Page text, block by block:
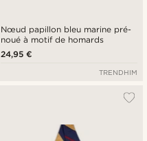
Nœud papillon bleu marine pré-
noué à motif de homards
24,95 €
TRENDHIM